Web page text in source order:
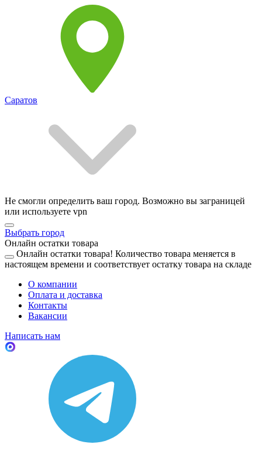
Саратов
Не смогли определить ваш город. Возможно вы заграницей
или используете vpn
Выбрать город
Онлайн остатки товара
Онлайн остатки товара! Количество товара меняется в
настоящем времени и соответствует остатку товара на складе
О компании
Оплата и доставка
Контакты
Вакансии
Написать нам